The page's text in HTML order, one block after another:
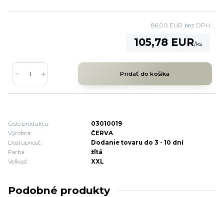
105,78 EUR/ks
86,00 EUR bez DPH
Pridať do košíka
Číslo produktu:
03010019
Výrobca:
ČERVA
Dostupnosť:
Dodanie tovaru do 3 - 10 dní
Farba:
žltá
Veľkosť:
XXL
Podobné produkty